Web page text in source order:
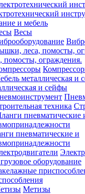
и мебель
Весы
помосты, ограждения.
и сейфы
пневматические и
оборудование
Метизы